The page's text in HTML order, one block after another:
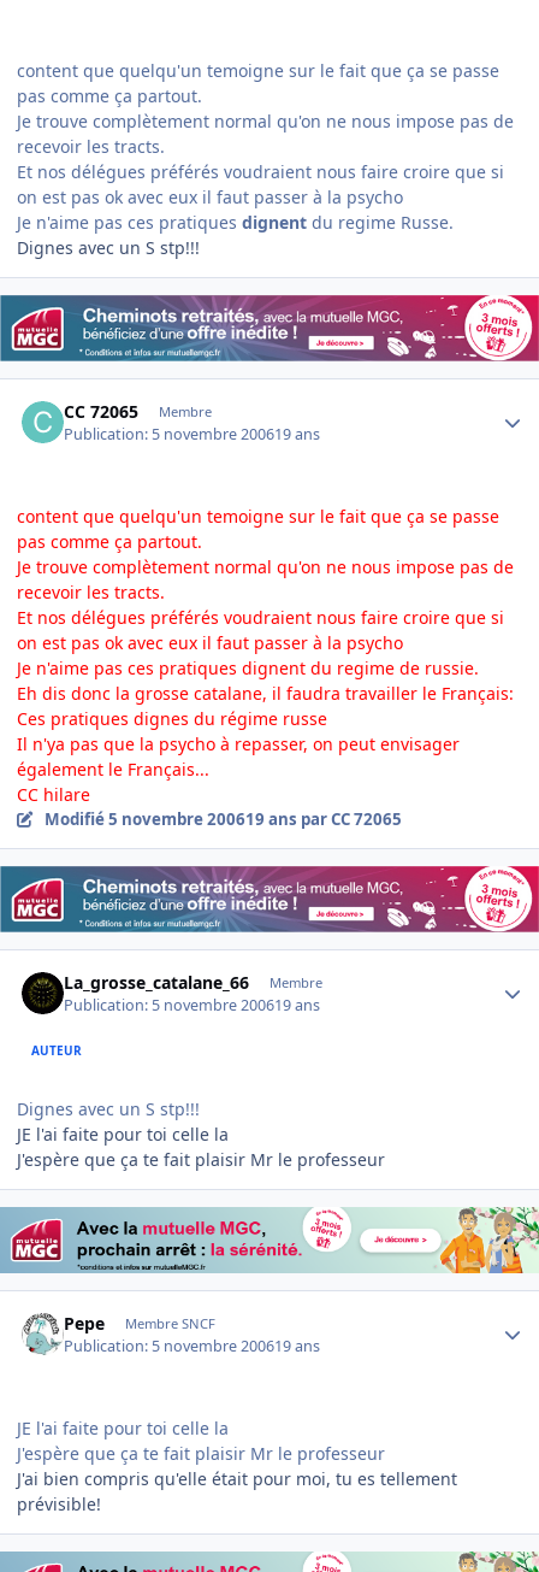
content que quelqu'un temoigne sur le fait que ça se passe
pas comme ça partout.
Je trouve complètement normal qu'on ne nous impose pas de
recevoir les tracts.
Et nos délégues préférés voudraient nous faire croire que si
on est pas ok avec eux il faut passer à la psycho
Je n'aime pas ces pratiques dignent du regime Russe.
Dignes avec un S stp!!!
CC 72065 Membre
Publication: 5 novembre 200619 ans
content que quelqu'un temoigne sur le fait que ça se passe
pas comme ça partout.
Je trouve complètement normal qu'on ne nous impose pas de
recevoir les tracts.
Et nos délégues préférés voudraient nous faire croire que si
on est pas ok avec eux il faut passer à la psycho
Je n'aime pas ces pratiques dignent du regime de russie.
Eh dis donc la grosse catalane, il faudra travailler le Français:
Ces pratiques dignes du régime russe
Il n'ya pas que la psycho à repasser, on peut envisager
également le Français...
CC hilare
Modifié5 novembre 200619 ans par CC 72065
La_grosse_catalane_66 Membre
Publication: 5 novembre 200619 ans
AUTEUR
Dignes avec un S stp!!!
JE l'ai faite pour toi celle la
J'espère que ça te fait plaisir Mr le professeur
Pepe Membre SNCF
Publication: 5 novembre 200619 ans
JE l'ai faite pour toi celle la
J'espère que ça te fait plaisir Mr le professeur
J'ai bien compris qu'elle était pour moi, tu es tellement
prévisible!